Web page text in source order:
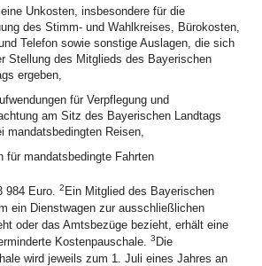
Unkosten, insbesondere für die
des Stimm- und Wahlkreises, Bürokosten,
Telefon sowie sonstige Auslagen, die sich
Stellung des Mitglieds des Bayerischen
ergeben,
für Verpflegung und
am Sitz des Bayerischen Landtags
mandatsbedingten Reisen,
für mandatsbedingte Fahrten
984 Euro. 2 Ein Mitglied des Bayerischen
ein Dienstwagen zur ausschließlichen
oder das Amtsbezüge bezieht, erhält eine
Kostenpauschale. 3 Die
wird jeweils zum 1. Juli eines Jahres an